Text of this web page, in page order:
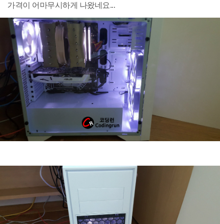
가격이 어마무시하게 나왔네요...